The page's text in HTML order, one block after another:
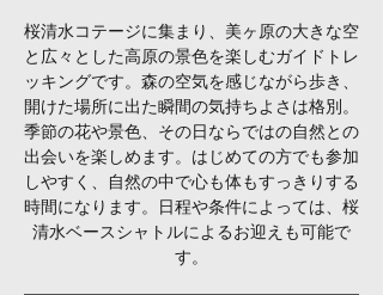
桜清水コテージに集まり、美ヶ原の大きな空
と広々とした高原の景色を楽しむガイドトレ
ッキングです。森の空気を感じながら歩き、
開けた場所に出た瞬間の気持ちよさは格別。
季節の花や景色、その日ならではの自然との
出会いを楽しめます。はじめての方でも参加
しやすく、自然の中で心も体もすっきりする
時間になります。日程や条件によっては、桜
清水ベースシャトルによるお迎えも可能で
す。